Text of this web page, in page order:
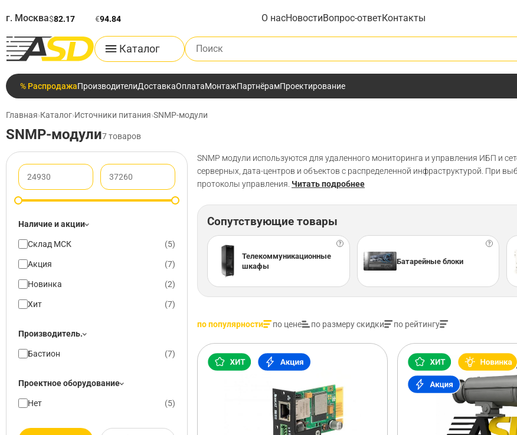
г. Москва$82.17 €94.84 О насНовостиВопрос-ответКонтакты
Каталог
Поиск по каталогу
% РаспродажаПроизводителиДоставкаОплатаМонтажПартнёрамПроектирование
Главная›Каталог›Источники питания›SNMP-модули
SNMP-модули7 товаров
Наличие и акции
Склад МСК (5)
Акция (7)
Новинка (2)
Хит (7)
Производитель.
Бастион (7)
Проектное оборудование
Нет (5)
SNMP модули используются для удаленного мониторинга и управления ИБП и
серверных, дата-центров и объектов с распределенной инфраструктурой. При
протоколы управления. Читать подробнее
Сопутствующие товары
Телекоммуникационные
шкафы
Батарейные блоки
по популярности по цене по размеру скидки по рейтингу